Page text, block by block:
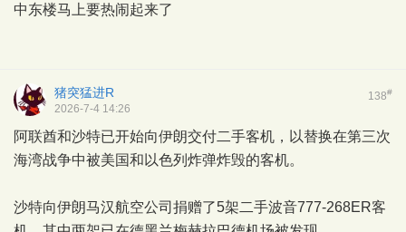
中东楼马上要热闹起来了
138#
猪突猛进R
2026-7-4 14:26
阿联酋和沙特已开始向伊朗交付二手客机，以替换在第三次
海湾战争中被美国和以色列炸弹炸毁的客机。
沙特向伊朗马汉航空公司捐赠了5架二手波音777-268ER客